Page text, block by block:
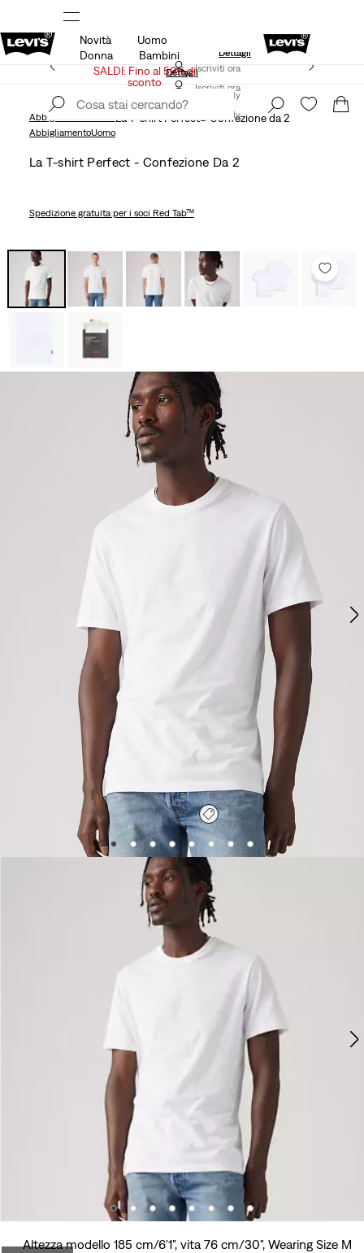
Spedizione gratuita per i membri di Levi’s® Red Tab™
Dettagli
Iscriviti ora
Italy
Novità
Uomo
Donna
Bambini
SALDI: Fino al 50% di
sconto
Unidays: Gli studenti ottengono il 20% di sconto
Dettagli
Iscriviti ora
Italy
Abbigliamento La T-shirt Perfect - Confezione da 2
AbbigliamentoUomo
La T-shirt Perfect - Confezione Da 2
Spedizione gratuitaper i soci Red Tab™
Altezza modello 185 cm/6'1", vita 76 cm/30", Wearing Size M